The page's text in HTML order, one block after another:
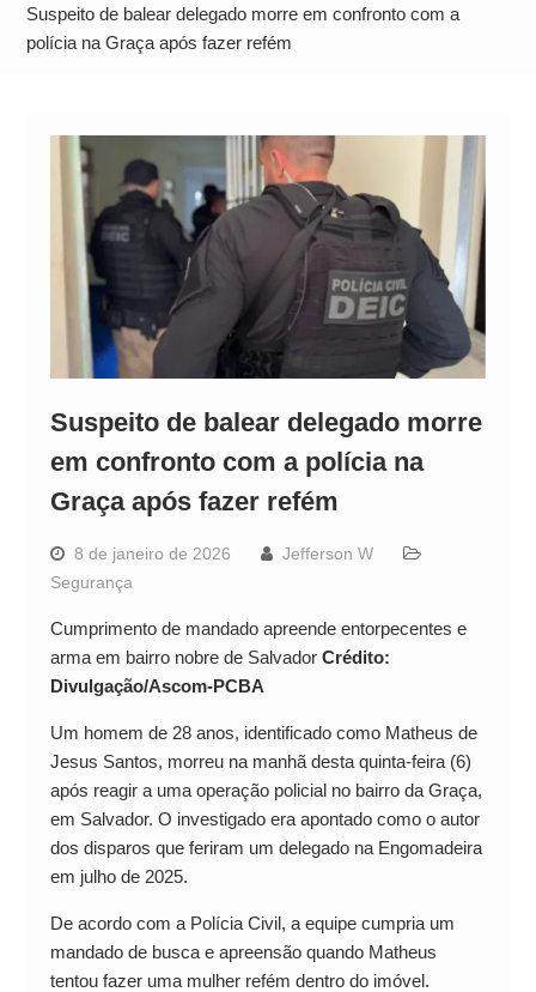
Alto
Suspeito de balear delegado morre em confronto com a
polícia na Graça após fazer refém
Suspeito de balear delegado morre
em confronto com a polícia na
Graça após fazer refém
8 de janeiro de 2026
Jefferson W
Segurança
Cumprimento de mandado apreende entorpecentes e
arma em bairro nobre de Salvador Crédito:
Divulgação/Ascom-PCBA
Um homem de 28 anos, identificado como Matheus de
Jesus Santos, morreu na manhã desta quinta-feira (6)
após reagir a uma operação policial no bairro da Graça,
em Salvador. O investigado era apontado como o autor
dos disparos que feriram um delegado na Engomadeira
em julho de 2025.
De acordo com a Polícia Civil, a equipe cumpria um
mandado de busca e apreensão quando Matheus
tentou fazer uma mulher refém dentro do imóvel.